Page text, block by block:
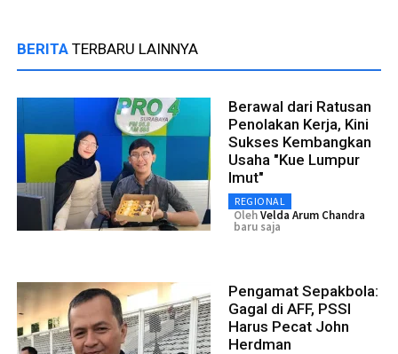
BERITA TERBARU LAINNYA
Berawal dari Ratusan
Penolakan Kerja, Kini
Sukses Kembangkan
Usaha "Kue Lumpur
Imut"
REGIONAL
OlehVelda Arum Chandra
baru saja
Pengamat Sepakbola:
Gagal di AFF, PSSI
Harus Pecat John
Herdman